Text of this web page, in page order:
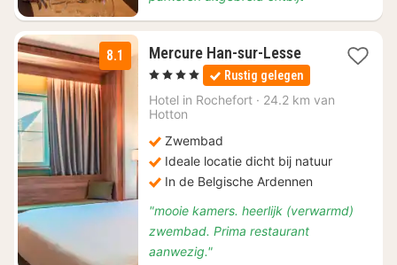
8.1 Mercure Han-sur-Lesse1
nacht
vanaf
€
, 4 Sterren Rustig gelegen
Hotel in Rochefort · 24.2 km van
Hotton
Zwembad
Ideale locatie dicht bij natuur
In de Belgische Ardennen
"mooie kamers. heerlijk (verwarmd)
zwembad. Prima restaurant
aanwezig."